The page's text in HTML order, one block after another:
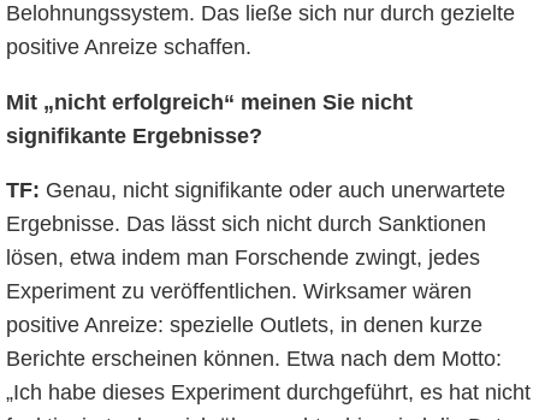
Belohnungssystem. Das ließe sich nur durch gezielte
positive Anreize schaffen.
Mit „nicht erfolgreich“ meinen Sie nicht
signifikante Ergebnisse?
TF: Genau, nicht signifikante oder auch unerwartete
Ergebnisse. Das lässt sich nicht durch Sanktionen
lösen, etwa indem man Forschende zwingt, jedes
Experiment zu veröffentlichen. Wirksamer wären
positive Anreize: spezielle Outlets, in denen kurze
Berichte erscheinen können. Etwa nach dem Motto:
„Ich habe dieses Experiment durchgeführt, es hat nicht